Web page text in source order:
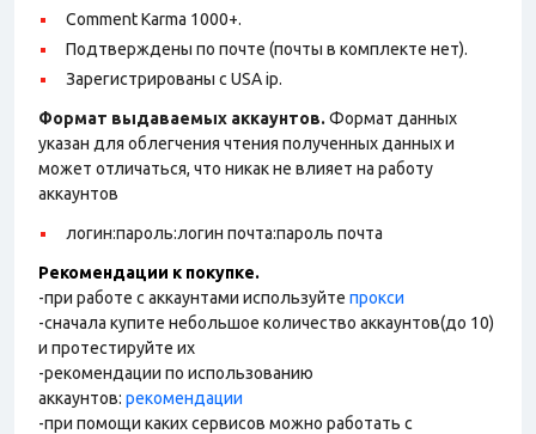
Comment Karma 1000+.
Подтверждены по почте (почты в комплекте нет).
Зарегистрированы с USA ip.
Формат выдаваемых аккаунтов. Формат данных
указан для облегчения чтения полученных данных и
может отличаться, что никак не влияет на работу
аккаунтов
логин:пароль:логин почта:пароль почта
Рекомендации к покупке.
-при работе с аккаунтами используйте прокси
-сначала купите небольшое количество аккаунтов(до 10)
и протестируйте их
-рекомендации по использованию
аккаунтов: рекомендации
-при помощи каких сервисов можно работать с